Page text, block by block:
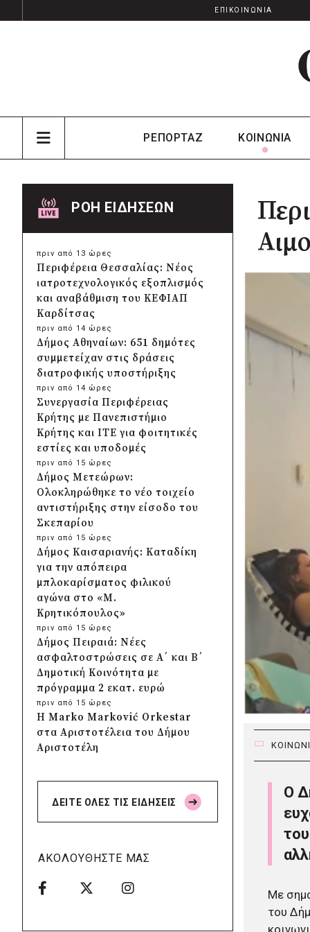
ΕΠΙΚΟΙΝΩΝΙΑ
ΡΕΠΟΡΤΑΖ ΚΟΙΝΩΝΙΑ
Ο
Με
του
ΡΟΗ ΕΙΔΗΣΕΩΝ
πριν από 13 ώρες
Περιφέρεια Θεσσαλίας: Νέος
ιατροτεχνολογικός εξοπλισμός
και αναβάθμιση του ΚΕΦΙΑΠ
Καρδίτσας
πριν από 14 ώρες
Δήμος Αθηναίων: 651 δημότες
συμμετείχαν στις δράσεις
διατροφικής υποστήριξης
πριν από 14 ώρες
Συνεργασία Περιφέρειας
Κρήτης με Πανεπιστήμιο
Κρήτης και ΙΤΕ για φοιτητικές
εστίες και υποδομές
πριν από 15 ώρες
Δήμος Μετεώρων:
Ολοκληρώθηκε το νέο τοιχείο
αντιστήριξης στην είσοδο του
Σκεπαρίου
πριν από 15 ώρες
Δήμος Καισαριανής: Καταδίκη
για την απόπειρα
μπλοκαρίσματος φιλικού
αγώνα στο «Μ.
Κρητικόπουλος»
πριν από 15 ώρες
Δήμος Πειραιά: Νέες
ασφαλτοστρώσεις σε Α΄ και Β΄
Δημοτική Κοινότητα με
πρόγραμμα 2 εκατ. ευρώ
πριν από 15 ώρες
Η Marko Marković Orkestar
στα Αριστοτέλεια του Δήμου
Αριστοτέλη
Αποκαταστάθηκαν τα δίκτυα
ηλεκτροδότησης, ύδρευσης και
οδοποιίας στις πυρόπληκτες
πριν από 15 ώρες
πυροπροστασίας σε Γαλάτσι,
Μαρούσι και Λυκόβρυση –
ΔΕΙΤΕ ΟΛΕΣ ΤΙΣ ΕΙΔΗΣΕΙΣ
ΑΚΟΛΟΥΘΗΣΤΕ ΜΑΣ